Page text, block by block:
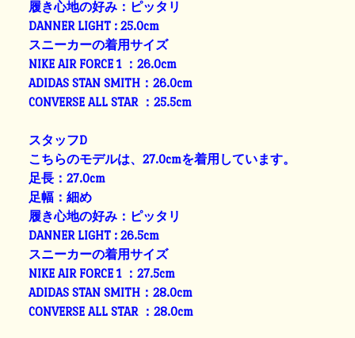
履き心地の好み：ピッタリ
DANNER LIGHT : 25.0cm
スニーカーの着用サイズ
NIKE AIR FORCE 1 ：26.0cm
ADIDAS STAN SMITH：26.0cm
CONVERSE ALL STAR ：25.5cm
スタッフD
こちらのモデルは、27.0cmを着用しています。
足長：27.0cm
足幅：細め
履き心地の好み：ピッタリ
DANNER LIGHT : 26.5cm
スニーカーの着用サイズ
NIKE AIR FORCE 1 ：27.5cm
ADIDAS STAN SMITH：28.0cm
CONVERSE ALL STAR ：28.0cm